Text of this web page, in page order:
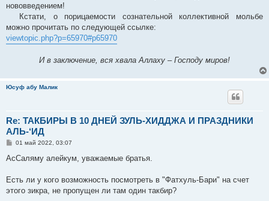
нововведением!
Кстати, о порицаемости сознательной коллективной мольбе
можно прочитать по следующей ссылке:
viewtopic.php?p=65970#p65970
И в заключение, вся хвала Аллаху – Господу миров!
Юсуф абу Малик
Re: ТАКБИРЫ В 10 ДНЕЙ ЗУЛЬ-ХИДДЖА И ПРАЗДНИКИ
АЛЬ-‘ИД
С
о
е
и
01 май 2022, 03:07
АсСаляму алейкум, уважаемые братья.
Есть ли у кого возможность посмотреть в "Фатхуль-Бари" на счет
этого зикра, не пропущен ли там один такбир?